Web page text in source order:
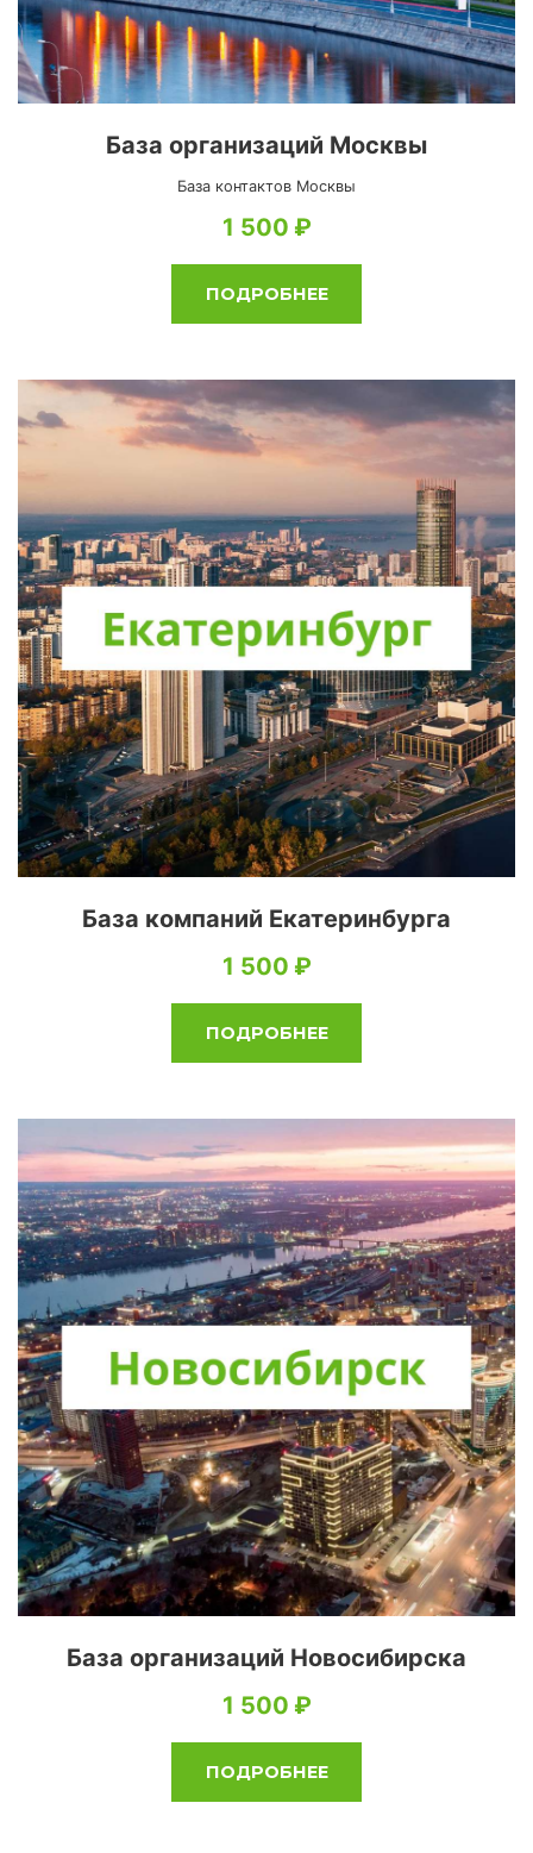
База организаций Москвы
База контактов Москвы
1 500
ПОДРОБНЕЕ
База компаний Екатеринбурга
1 500
ПОДРОБНЕЕ
База организаций Новосибирска
1 500
ПОДРОБНЕЕ